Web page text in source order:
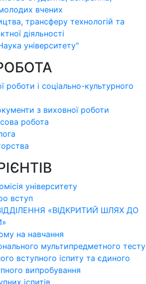
вчених
трансферу технологій та
діяльності
університету"
роботи і соціально-культурного
з виховної роботи
робота
університету
вступ
«ВІДКРИТИЙ ШЛЯХ ДО
на навчання
мультипредметного тесту
вступного іспиту та єдиного
випробування